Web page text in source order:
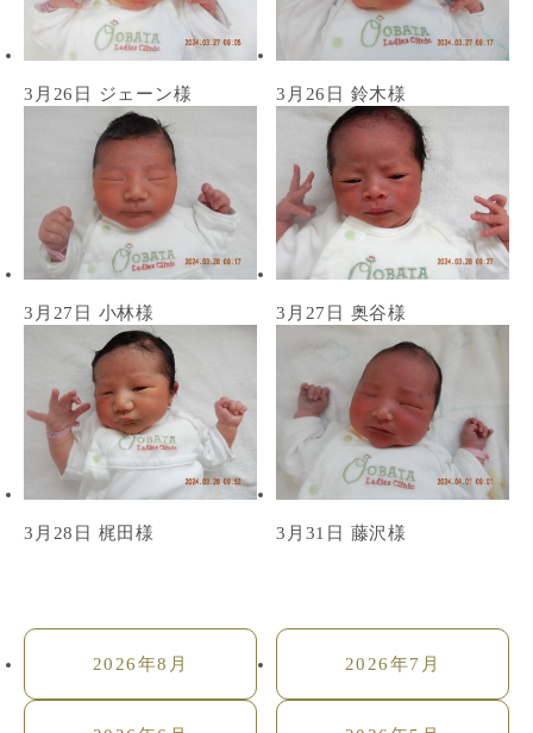
3月26日 ジェーン様 3月26日 鈴木様
3月27日 小林様 3月27日 奥谷様
3月28日 梶田様 3月31日 藤沢様
2026年8月 2026年7月